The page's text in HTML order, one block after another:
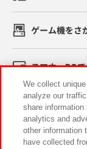
ゲーム機をさ
スマホ・PC
イベント・キ
We collect
analyze our
share
analytics and
other information
have collected